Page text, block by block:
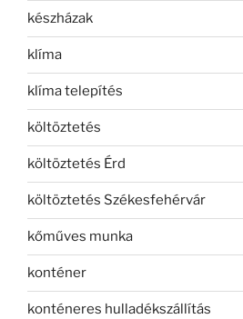
készházak
klíma
klíma telepítés
költöztetés
költöztetés Érd
költöztetés Székesfehérvár
kőműves munka
konténer
konténeres hulladékszállítás